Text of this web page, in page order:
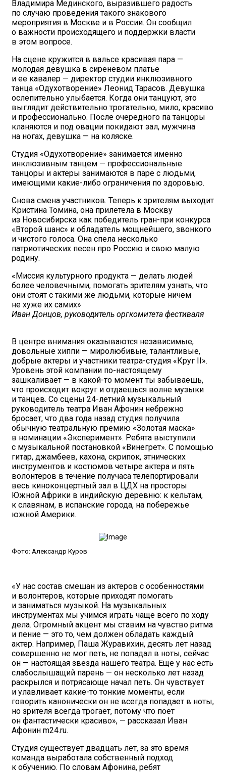
Владимира Мединского, выразившего радость
по случаю проведения такого знакового
мероприятия в Москве и в России. Он сообщил
о важности происходящего и поддержки власти
в этом вопросе.
На сцене кружится в вальсе красивая пара —
молодая девушка в сиреневом платье
и ее кавалер — директор студии инклюзивного
танца «Одухотворение» Леонид Тарасов. Девушка
ослепительно улыбается. Когда они танцуют, это
выглядит действительно трогательно, мило, красиво
и профессионально. После очередного па танцоры
кланяются и под овации покидают зал, мужчина
на ногах, девушка — на коляске.
Студия «Одухотворение» занимается именно
инклюзивным танцем — профессиональные
танцоры и актеры занимаются в паре с людьми,
имеющими какие-либо ограничения по здоровью.
Снова смена участников. Теперь к зрителям выходит
Кристина Томина, она прилетела в Москву
из Новосибирска как победитель гран-при конкурса
«Второй шанс» и обладатель мощнейшего, звонкого
и чистого голоса. Она спела несколько
патриотических песен про Россию и свою малую
родину.
«Миссия культурного продукта — делать людей
более человечными, помогать зрителям узнать, что
они стоят с такими же людьми, которые ничем
не хуже их самих»
Иван Донцов, руководитель оргкомитета фестиваля
В центре внимания оказываются независимые,
довольные хиппи — миролюбивые, талантливые,
добрые актеры и участники театра-студия «Круг II».
Уровень этой компании по-настоящему
зашкаливает — в какой-то момент ты забываешь,
что происходит вокруг и отдаешься волне музыки
и танцев. Со сцены 24-летний музыкальный
руководитель театра Иван Афонин небрежно
бросает, что два года назад студия получила
обычную театральную премию «Золотая маска»
в номинации «Эксперимент». Ребята выступили
с музыкальной постановкой «Винегрет». С помощью
гитар, джамбеев, кахона, скрипок, этнических
инструментов и костюмов четыре актера и пять
волонтеров в течение получаса телепортировали
весь киноконцертный зал в ЦДХ на просторы
Южной Африки в индийскую деревню: к кельтам,
к славянам, в испанские города, на побережье
южной Америки.
Фото: Александр Куров
«У нас состав смешан из актеров с особенностями
и волонтеров, которые приходят помогать
и заниматься музыкой. На музыкальных
инструментах мы учимся играть чаще всего по ходу
дела. Огромный акцент мы ставим на чувство ритма
и пение — это то, чем должен обладать каждый
актер. Например, Паша Журавихин, десять лет назад
совершенно не мог петь, не попадал в ноты, сейчас
он — настоящая звезда нашего театра. Еще у нас есть
слабослышащий парень — он несколько лет назад
раскрылся и потрясающе начал петь. Он чувствует
и улавливает какие-то тонкие моменты, если
говорить канонически он не всегда попадает в ноты,
но зрителя всегда трогает, потому что поет
он фантастически красиво», — рассказал Иван
Афонин m24.ru.
Студия существует двадцать лет, за это время
команда выработала собственный подход
к обучению. По словам Афонина, ребят